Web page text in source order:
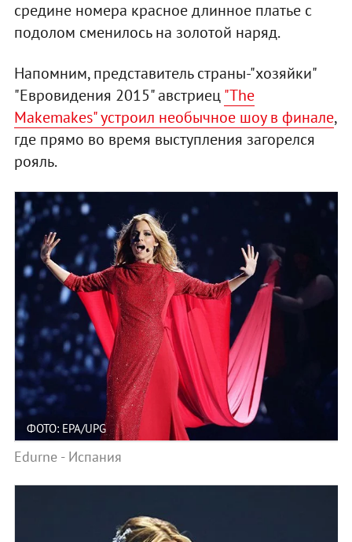
средине номера красное длинное платье с
подолом сменилось на золотой наряд.
Напомним, представитель страны-"хозяйки"
"Евровидения 2015" австриец"The
Makemakes" устроил необычное шоу в финале,
где прямо во время выступления загорелся
рояль.
ФОТО: EPA/UPG
Edurne - Испания